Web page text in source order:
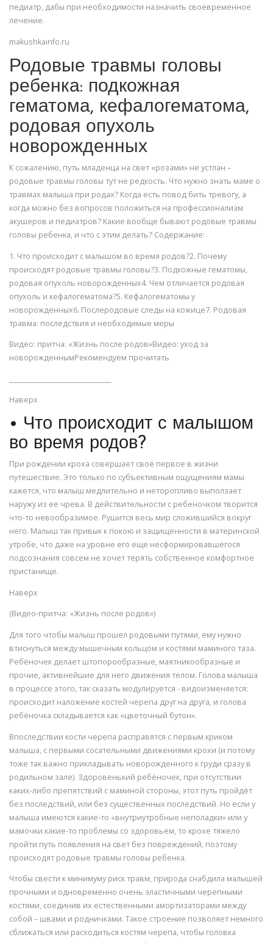
педиатр, дабы при необходимости назначить своевременное
лечение.
makushkainfo.ru
Родовые травмы головы
ребенка: подкожная
гематома, кефалогематома,
родовая опухоль
новорожденных
К сожалению, путь младенца на свет «розами» не устлан –
родовые травмы головы тут не редкость. Что нужно знать маме о
травмах малыша при родах? Когда есть повод бить тревогу, а
когда можно без вопросов положиться на профессионализм
акушеров и педиатров? Какие вообще бывают родовые травмы
головы ребенка, и что с этим делать? Содержание:
1. Что происходит с малышом во время родов?2. Почему
происходят родовые травмы головы?3. Подкожные гематомы,
родовая опухоль новорожденных4. Чем отличается родовая
опухоль и кефалогематома?5. Кефалогематомы у
новорожденных6. Послеродовые следы на кожице7. Родовая
травма: последствия и необходимые меры
Видео: притча: «Жизнь после родов»Видео: уход за
новорожденнымРекомендуем прочитать
Наверх
• Что происходит с малышом
во время родов?
При рождении кроха совершает своё первое в жизни
путешествие. Это только по субъективным ощущениям мамы
кажется, что малыш медлительно и неторопливо выползает
наружу из ее чрева. В действительности с ребеночком творится
что-то невообразимое. Рушится весь мир сложившийся вокруг
него. Малыш так привык к покою и защищенности в материнской
утробе, что даже на уровне его еще несформировавшегося
подсознания совсем не хочет терять собственное комфортное
пристанище.
Наверх
(Видео-притча: «Жизнь после родов»)
Для того чтобы малыш прошел родовыми путями, ему нужно
втиснуться между мышечным кольцом и костями маминого таза.
Ребёночек делает штопорообразные, маятникообразные и
прочие, активнейшие для него движения телом. Голова малыша
в процессе этого, так сказать модулируется - видоизменяется:
происходит наложение костей черепа друг на друга, и голова
ребёночка складывается как «цветочный бутон».
Впоследствии кости черепа расправятся с первым криком
малыша, с первыми сосательными движениями крохи (и потому
тоже так важно прикладывать новорожденного к груди сразу в
родильном зале). Здоровенький ребёночек, при отсутствии
каких-либо препятствий с маминой стороны, этот путь пройдёт
без последствий, или без существенных последствий. Но если у
малыша имеются какие-то «внутриутробные неполадки» или у
мамочки какие-то проблемы со здоровьем, то крохе тяжело
пройти путь появления на свет без повреждений, поэтому
происходят родовые травмы головы ребенка.
Чтобы свести к минимуму риск травм, природа снабдила малышей
прочными и одновременно очень эластичными черепными
костями, соединив их естественными амортизаторами между
собой – швами и родничками. Такое строение позволяет немного
сближаться или расходиться костям черепа, чтобы головка